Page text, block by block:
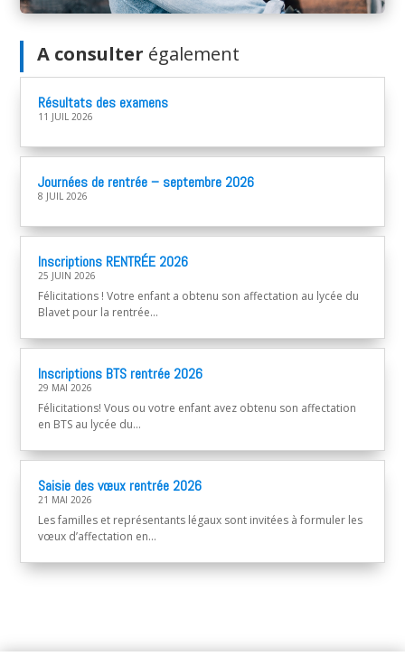
A consulter également
Résultats des examens
11 JUIL 2026
Journées de rentrée – septembre 2026
8 JUIL 2026
Inscriptions RENTRÉE 2026
25 JUIN 2026
Félicitations ! Votre enfant a obtenu son affectation au lycée du
Blavet pour la rentrée...
Inscriptions BTS rentrée 2026
29 MAI 2026
Félicitations! Vous ou votre enfant avez obtenu son affectation
en BTS au lycée du...
Saisie des vœux rentrée 2026
21 MAI 2026
Les familles et représentants légaux sont invitées à formuler les
vœux d’affectation en...